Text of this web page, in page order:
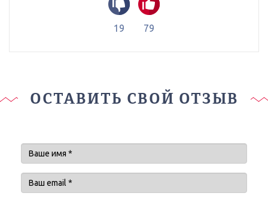
19 79
ОСТАВИТЬ СВОЙ ОТЗЫВ